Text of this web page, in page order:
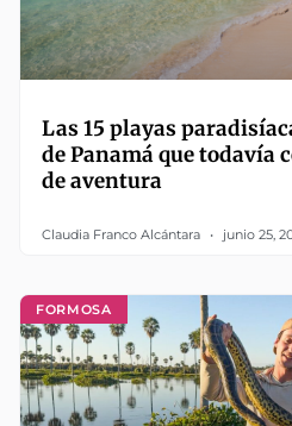
Las 15 playas
de Panamá que todavía
de aventura
Claudia Franco Alcántara junio 25,
FORMOSA